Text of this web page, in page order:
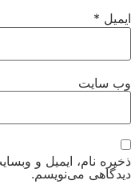
ایمیل*
وب‌ سایت
ذخیره نام، ایمیل و
دیدگاهی می‌نویسم.